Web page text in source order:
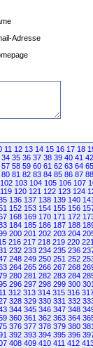
Adresse
11 12 13 14 15 16 17 18
34 35 36 37 38 39 40 41 42
57 58 59 60 61 62 63 64 65
80 81 82 83 84 85 86 87 88
102 103 104 105 106 107
119 120 121 122 123 124
136 137 138 139 140 141
152 153 154 155 156
168 169 170 171 172
184 185 186 187 188
200 201 202 203 204
216 217 218 219 220 221
232 233 234 235 236
248 249 250 251 252
264 265 266 267 268
280 281 282 283 284
296 297 298 299 300 301
312 313 314 315 316
328 329 330 331 332
344 345 346 347 348
360 361 362 363 364
376 377 378 379 380 381
392 393 394 395 396
408 409 410 411 412